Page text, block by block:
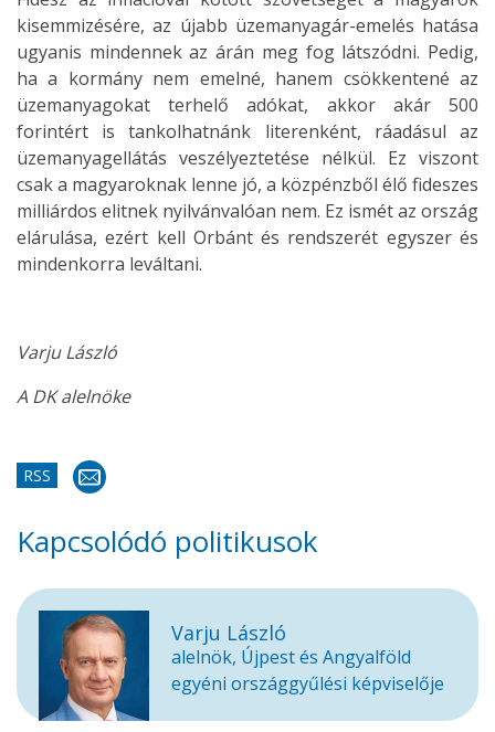
kisemmizésére, az újabb üzemanyagár-emelés hatása
ugyanis mindennek az árán meg fog látszódni. Pedig,
ha a kormány nem emelné, hanem csökkentené az
üzemanyagokat terhelő adókat, akkor akár 500
forintért is tankolhatnánk literenként, ráadásul az
üzemanyagellátás veszélyeztetése nélkül. Ez viszont
csak a magyaroknak lenne jó, a közpénzből élő fideszes
milliárdos elitnek nyilvánvalóan nem. Ez ismét az ország
elárulása, ezért kell Orbánt és rendszerét egyszer és
mindenkorra leváltani.
Varju László
A DK alelnöke
RSS
Kapcsolódó politikusok
Varju László
alelnök, Újpest és Angyalföld
egyéni országgyűlési képviselője